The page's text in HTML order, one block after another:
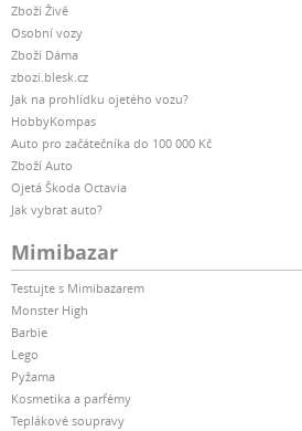
Zboží Živě
Osobní vozy
Zboží Dáma
zbozi.blesk.cz
Jak na prohlídku ojetého vozu?
HobbyKompas
Auto pro začátečníka do 100 000 Kč
Zboží Auto
Ojetá Škoda Octavia
Jak vybrat auto?
Mimibazar
Testujte s Mimibazarem
Monster High
Barbie
Lego
Pyžama
Kosmetika a parfémy
Teplákové soupravy